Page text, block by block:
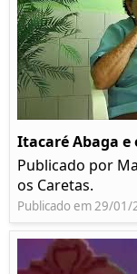
Itacaré Abaga e
Publicado por
os Caretas.
Publicado em 29/01/